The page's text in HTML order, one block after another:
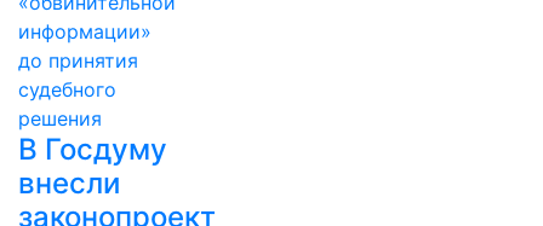
В Госдуму
внесли
законопроект